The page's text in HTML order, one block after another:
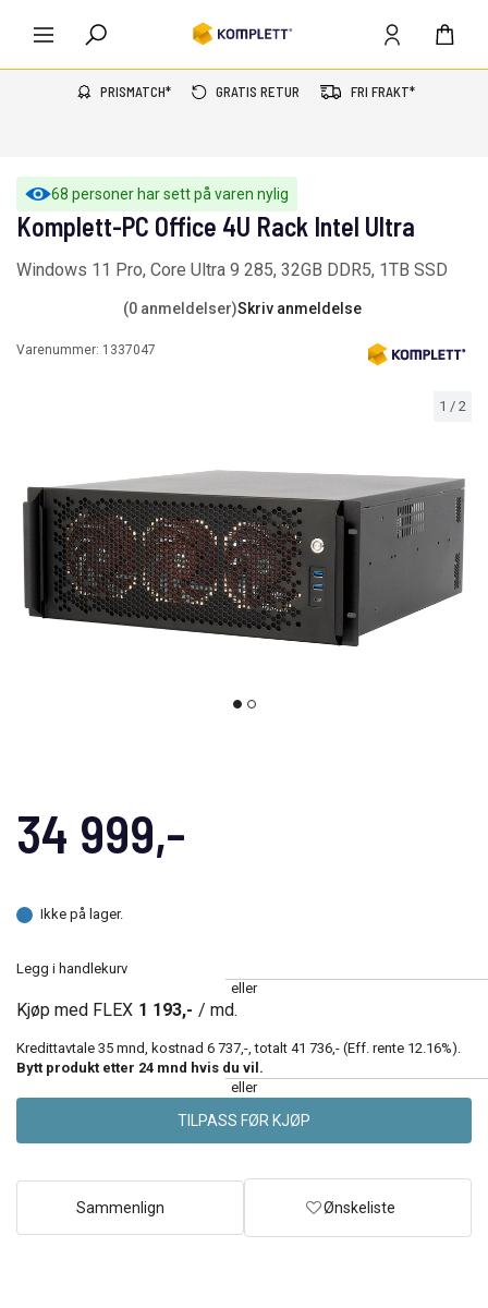
PRISMATCH* GRATIS RETUR FRI FRAKT*
68 personer har sett på varen nylig
1 / 2
Komplett-PC Office 4U Rack Intel Ultra
Windows 11 Pro, Core Ultra 9 285, 32GB DDR5, 1TB SSD
(0 anmeldelser)Skriv anmeldelse
Varenummer: 1337047
34 999,-
Ikke på lager.
Legg i handlekurv
eller
Kjøp med FLEX 1 193,- / md.
Kredittavtale 35 mnd, kostnad 6 737,-, totalt 41 736,- (Eff. rente 12.16%).
Bytt produkt etter 24 mnd hvis du vil.
eller
TILPASS FØR KJØP
Sammenlign Ønskeliste